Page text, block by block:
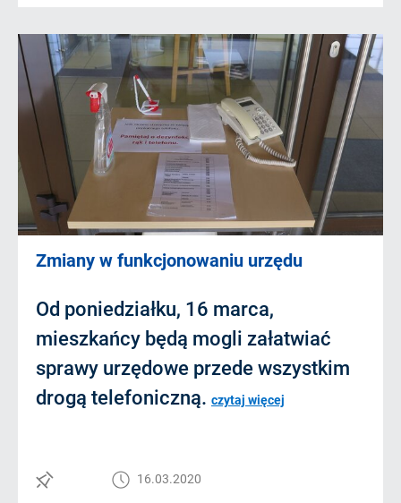
Zmiany w funkcjonowaniu urzędu
Od poniedziałku, 16 marca,
mieszkańcy będą mogli załatwiać
sprawy urzędowe przede wszystkim
drogą telefoniczną. czytaj więcej
16.03.2020